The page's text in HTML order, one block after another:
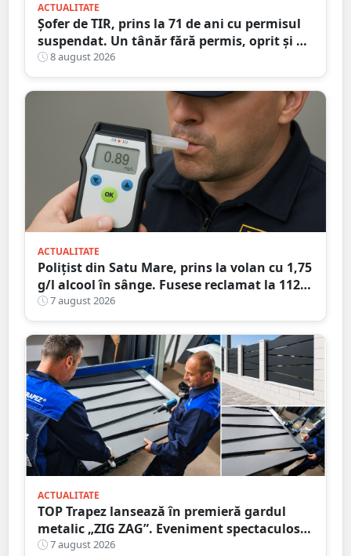
ACTUALITATE
Șofer de TIR, prins la 71 de ani cu permisul
suspendat. Un tânăr fără permis, oprit și el
la Petea
8 august 2026
ACTUALITATE
Polițist din Satu Mare, prins la volan cu 1,75
g/l alcool în sânge. Fusese reclamat la 112
că circula pe contrasens
7 august 2026
ACTUALITATE
TOP Trapez lansează în premieră gardul
metalic „ZIG ZAG”. Eveniment spectaculos
în Grădina Romei
7 august 2026